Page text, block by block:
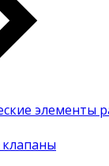
элементы